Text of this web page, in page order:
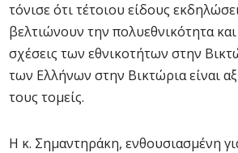
τόνισε ότι τέτοιου είδους
βελτιώνουν την πολυεθνικότητα
σχέσεις των εθνικοτήτων στην
των Ελλήνων στην Βικτώρια είναι
τους τομείς.
Η κ. Σημαντηράκη, ενθουσιασμένη